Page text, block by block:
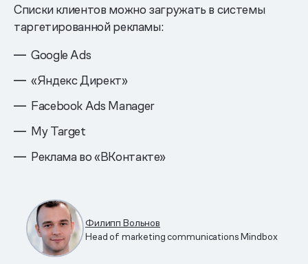
Списки клиентов можно загружать в системы
таргетированной рекламы:
Google Ads
«Яндекс Директ»
Facebook Ads Manager
My Target
Реклама во «ВКонтакте»
Филипп Вольнов
Head of marketing communications Mindbox